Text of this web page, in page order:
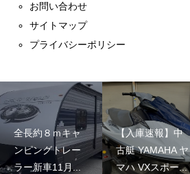
お問い合わせ
サイトマップ
プライバシーポリシー
全長約８ｍキャ
ンピングトレー
ラー新車11月...
【入庫速報】中
古艇 YAMAHA ヤ
マハ VXスポー...